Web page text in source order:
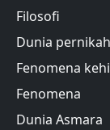
Filosofi
Dunia
Fenomena
Fenomena
Dunia Asmara